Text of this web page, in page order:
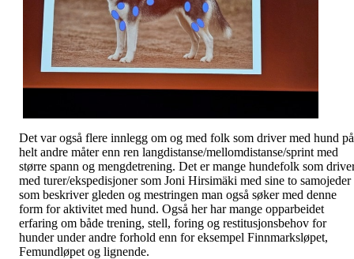
Det var også flere innlegg om og med folk som driver med hund på
helt andre måter enn ren langdistanse/mellomdistanse/sprint med
større spann og mengdetrening. Det er mange hundefolk som
med turer/ekspedisjoner som Joni Hirsimäki med sine to samojeder
som beskriver gleden og mestringen man også søker med denne
form for aktivitet med hund. Også her har mange opparbeidet
erfaring om både trening, stell, foring og restitusjonsbehov for
hunder under andre forhold enn for eksempel Finnmarksløpet,
Femundløpet og lignende.